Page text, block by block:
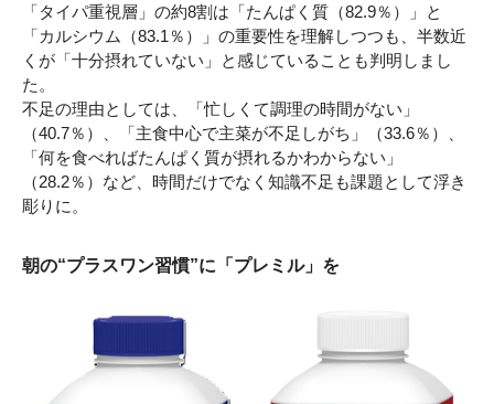
「タイパ重視層」の約8割は「たんぱく質（82.9％）」と
「カルシウム（83.1％）」の重要性を理解しつつも、半数近
くが「十分摂れていない」と感じていることも判明しまし
た。
不足の理由としては、「忙しくて調理の時間がない」
（40.7％）、「主食中心で主菜が不足しがち」（33.6％）、
「何を食べればたんぱく質が摂れるかわからない」
（28.2％）など、時間だけでなく知識不足も課題として浮き
彫りに。
朝の“プラスワン習慣”に「プレミル」を